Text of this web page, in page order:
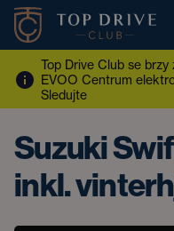
Top Drive Club se brzy
EVOO Centrum
Sledujte
Suzuki
inkl.